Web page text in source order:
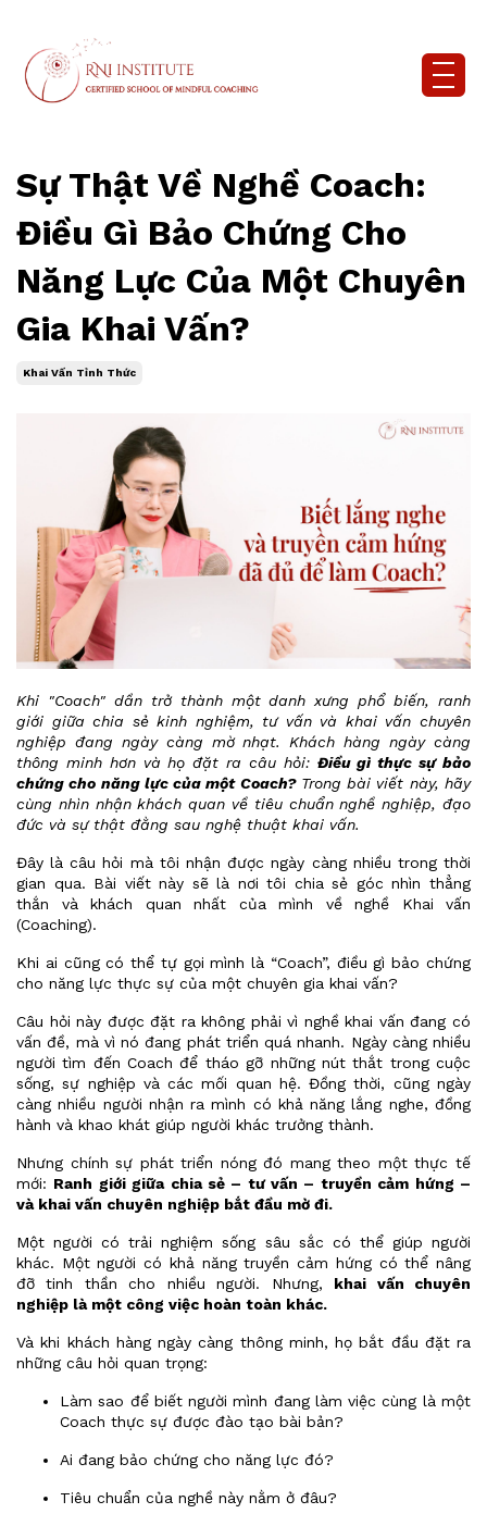
Sự Thật Về Nghề Coach:
Điều Gì Bảo Chứng Cho
Năng Lực Của Một Chuyên
Gia Khai Vấn?
Khai Vấn Tỉnh Thức
Khi "Coach" dần trở thành một danh xưng phổ biến, ranh
giới giữa chia sẻ kinh nghiệm, tư vấn và khai vấn chuyên
nghiệp đang ngày càng mờ nhạt. Khách hàng ngày càng
thông minh hơn và họ đặt ra câu hỏi: Điều gì thực sự bảo
chứng cho năng lực của một Coach?Trong bài viết này, hãy
cùng nhìn nhận khách quan về tiêu chuẩn nghề nghiệp, đạo
đức và sự thật đằng sau nghệ thuật khai vấn.
Đây là câu hỏi mà tôi nhận được ngày càng nhiều trong thời
gian qua. Bài viết này sẽ là nơi tôi chia sẻ góc nhìn thẳng
thắn và khách quan nhất của mình về nghề Khai vấn
(Coaching).
Khi ai cũng có thể tự gọi mình là “Coach”, điều gì bảo chứng
cho năng lực thực sự của một chuyên gia khai vấn?
Câu hỏi này được đặt ra không phải vì nghề khai vấn đang có
vấn đề, mà vì nó đang phát triển quá nhanh. Ngày càng nhiều
người tìm đến Coach để tháo gỡ những nút thắt trong cuộc
sống, sự nghiệp và các mối quan hệ. Đồng thời, cũng ngày
càng nhiều người nhận ra mình có khả năng lắng nghe, đồng
hành và khao khát giúp người khác trưởng thành.
Nhưng chính sự phát triển nóng đó mang theo một thực tế
mới: Ranh giới giữa chia sẻ – tư vấn – truyền cảm hứng –
và khai vấn chuyên nghiệp bắt đầu mờ đi.
Một người có trải nghiệm sống sâu sắc có thể giúp người
khác. Một người có khả năng truyền cảm hứng có thể nâng
đỡ tinh thần cho nhiều người. Nhưng, khai vấn chuyên
nghiệp là một công việc hoàn toàn khác.
Và khi khách hàng ngày càng thông minh, họ bắt đầu đặt ra
những câu hỏi quan trọng:
Làm sao để biết người mình đang làm việc cùng là một
Coach thực sự được đào tạo bài bản?
Ai đang bảo chứng cho năng lực đó?
Tiêu chuẩn của nghề này nằm ở đâu?